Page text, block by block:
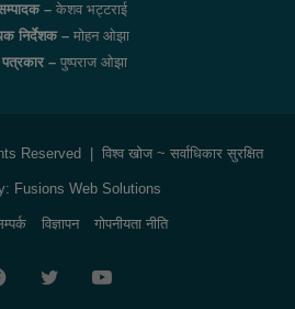
–केशव भट्टराई
निर्देशक –मोहन ओझा
पत्रकार –पुष्पराज ओझा
Reserved | विश्व खोज~ सर्वाधिकार सुरक्षित
Fusions Web Solutions
विज्ञापन गोपनीयता नीति
Facebook
Twitter